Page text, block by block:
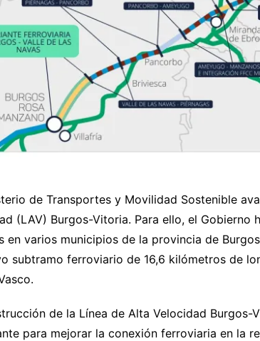
de Transportes y Movilidad Sostenible
(LAV) Burgos-Vitoria. Para ello, el
en varios municipios de la provincia de
subtramo ferroviario de 16,6 kilómetros de
de la Línea de Alta Velocidad
para mejorar la conexión ferroviaria en la